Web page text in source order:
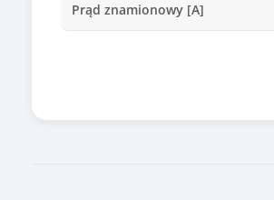
Prąd znamionowy [A]